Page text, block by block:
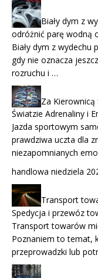
Biały dym z
odróżnić parę wodną
Biały dym z
gdy nie oznacza
rozruchu i …
Za
Światzie Adrenaliny i
Jazda sportowym
prawdziwa uczta dla
niezapomnianych
handlowa niedziela
Transport
Spedycja i przewóz
Transport towarów
Poznaniem to temat,
przeprowadzki lub